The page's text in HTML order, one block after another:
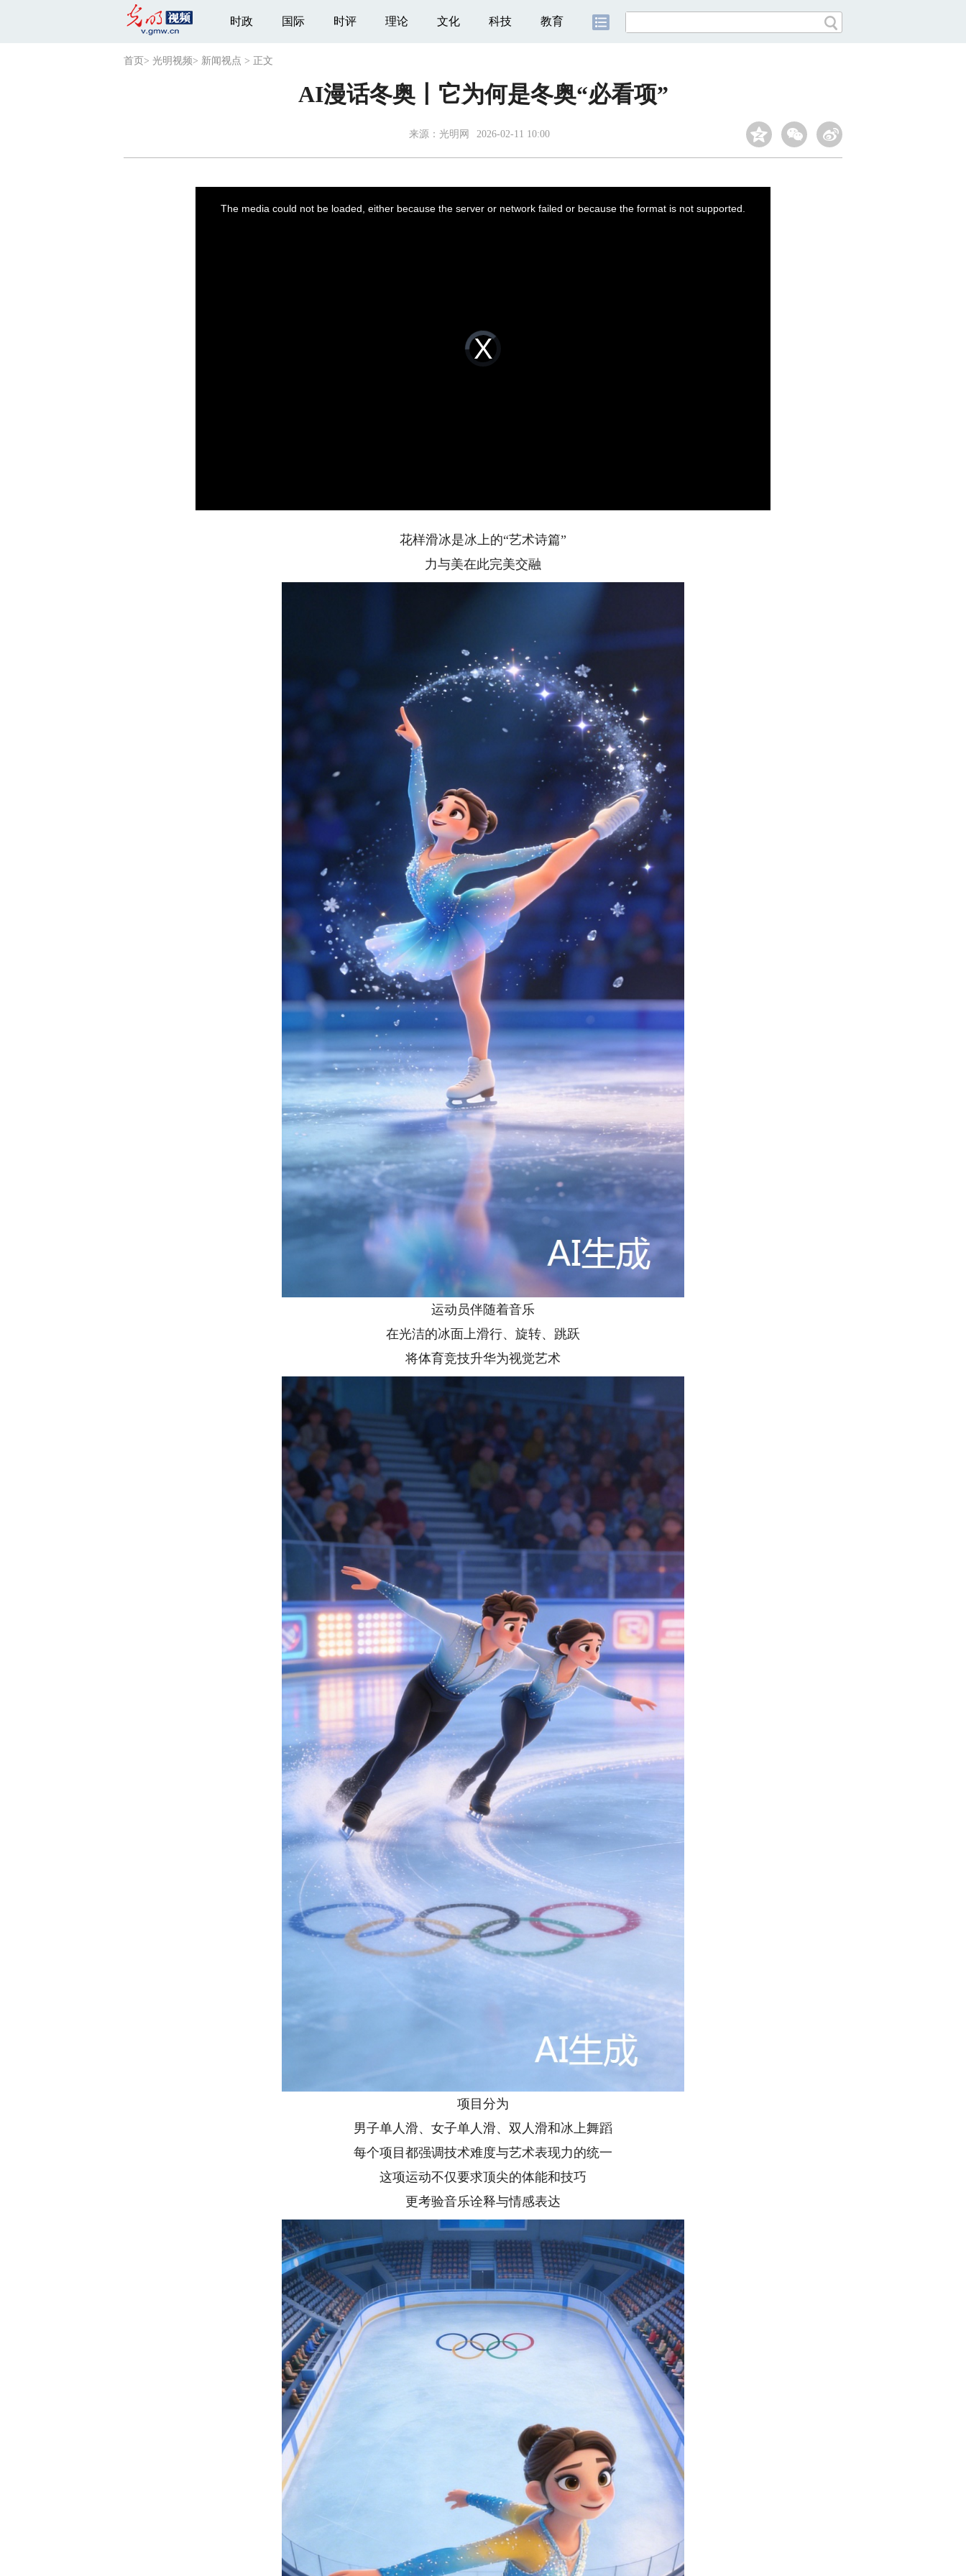
时政 国际 时评 理论 文化 科技 教育
首页 > 光明视频> 新闻视点 > 正文
AI漫话冬奥丨它为何是冬奥“必看项”
来源： 光明网 2026-02-11 10:00
Video
Player
loading.
The media could not be loaded, either because the server or network failed or because the format is not supported.
花样滑冰是冰上的“艺术诗篇”
力与美在此完美交融
运动员伴随着音乐
在光洁的冰面上滑行、旋转、跳跃
将体育竞技升华为视觉艺术
项目分为
男子单人滑、女子单人滑、双人滑和冰上舞蹈
每个项目都强调技术难度与艺术表现力的统一
这项运动不仅要求顶尖的体能和技巧
更考验音乐诠释与情感表达